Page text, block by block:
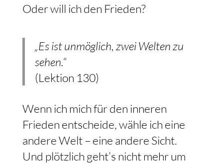
Oder will ich den Frieden?
„Es ist unmöglich, zwei Welten zu
sehen.“
(Lektion 130)
Wenn ich mich für den inneren
Frieden entscheide, wähle ich eine
andere Welt – eine andere Sicht.
Und plötzlich geht’s nicht mehr um